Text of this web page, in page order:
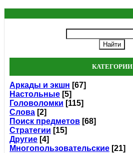
КАТЕГОРИИ
Аркады и экшн [67]
Настольные [5]
Головоломки [115]
Слова [2]
Поиск предметов [68]
Стратегии [15]
Другие [4]
Многопользовательские [21]